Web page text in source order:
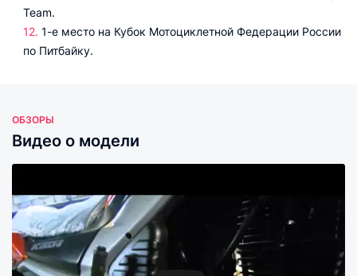
Team.
1-е место на Кубок Мотоциклетной Федерации России
по Питбайку.
ОБЗОРЫ
Видео о модели